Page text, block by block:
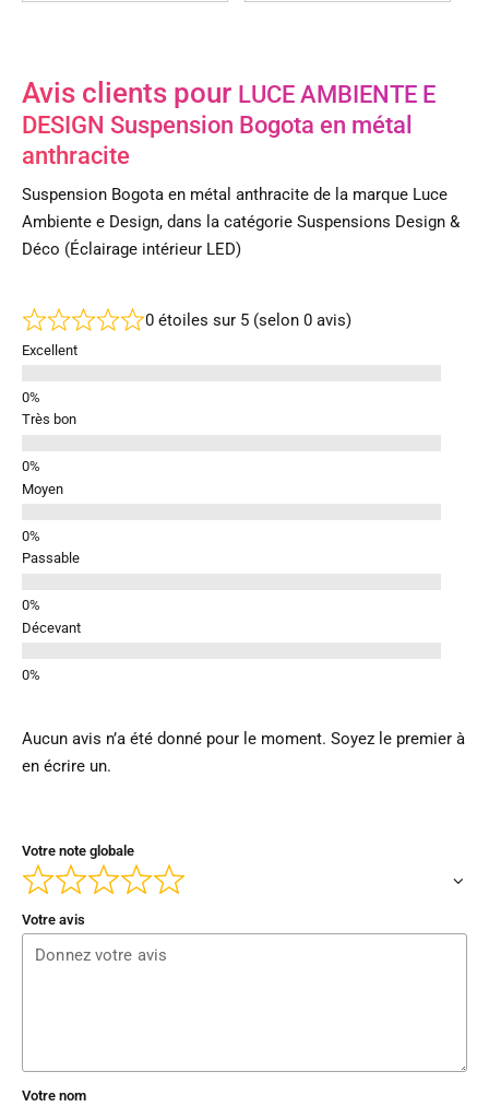
Avis clients pour LUCE AMBIENTE E
DESIGN Suspension Bogota en métal
anthracite
Suspension Bogota en métal anthracite de la marque Luce
Ambiente e Design, dans la catégorie Suspensions Design &
Déco (Éclairage intérieur LED)
0 étoiles sur 5 (selon 0 avis)
Excellent
Très bon
Moyen
Passable
Décevant
Aucun avis n’a été donné pour le moment. Soyez le premier à
en écrire un.
Votre note globale
Votre avis
Votre nom